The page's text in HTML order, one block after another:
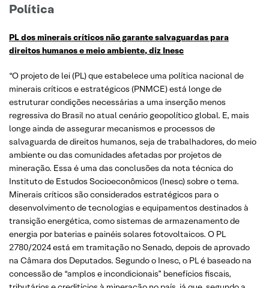
Política
PL dos minerais críticos não garante salvaguardas para
direitos humanos e meio ambiente, diz Inesc
“O projeto de lei (PL) que estabelece uma política nacional de
minerais críticos e estratégicos (PNMCE) está longe de
estruturar condições necessárias a uma inserção menos
regressiva do Brasil no atual cenário geopolítico global. E, mais
longe ainda de assegurar mecanismos e processos de
salvaguarda de direitos humanos, seja de trabalhadores, do meio
ambiente ou das comunidades afetadas por projetos de
mineração. Essa é uma das conclusões da nota técnica do
Instituto de Estudos Socioeconômicos (Inesc) sobre o tema.
Minerais críticos são considerados estratégicos para o
desenvolvimento de tecnologias e equipamentos destinados à
transição energética, como sistemas de armazenamento de
energia por baterias e painéis solares fotovoltaicos. O PL
2780/2024 está em tramitação no Senado, depois de aprovado
na Câmara dos Deputados. Segundo o Inesc, o PL é baseado na
concessão de “amplos e incondicionais” benefícios fiscais,